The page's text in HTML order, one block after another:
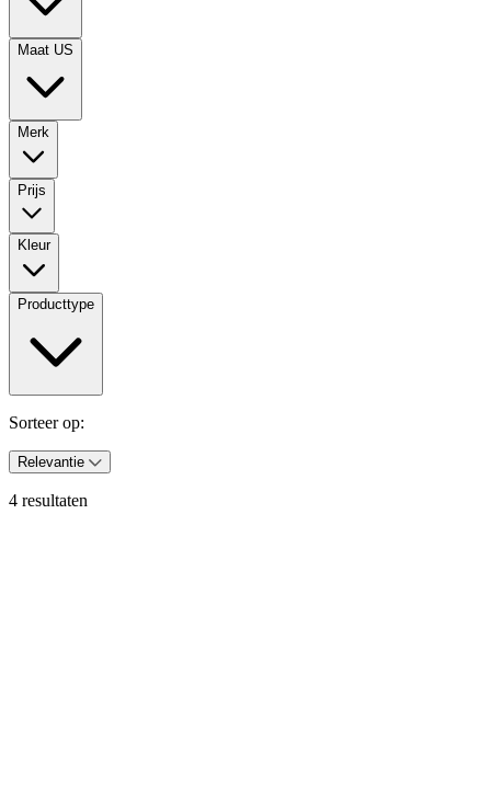
Maat US
Merk
Prijs
Kleur
Producttype
Sorteer op:
Relevantie
4 resultaten